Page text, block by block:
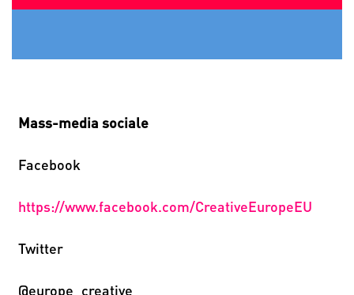
Mass-media sociale
Facebook
https://www.facebook.com/CreativeEuropeEU
Twitter
@europe_creative